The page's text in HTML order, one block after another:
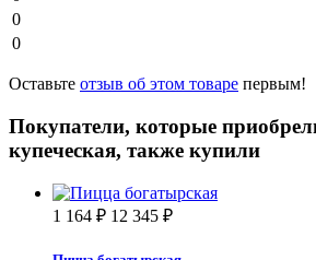
0
0
Оставьте отзыв об этом товаре первым!
Покупатели, которые
купеческая, также купили
1 164 ₽ 12 345 ₽